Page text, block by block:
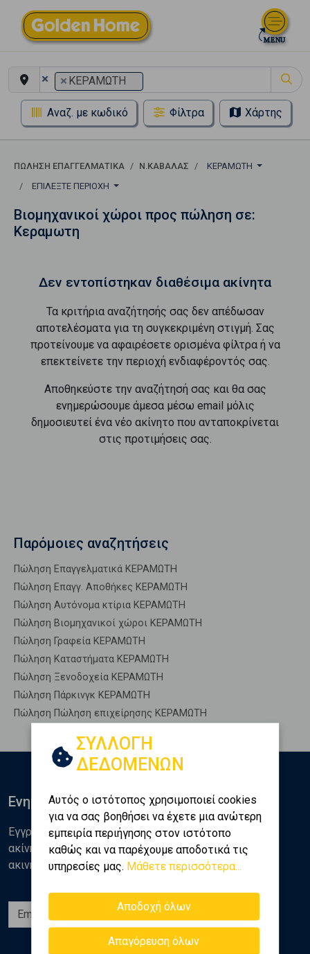
× × ΚΕΡΑΜΩΤΗ
Αναζ. με κωδικό Φίλτρα Χάρτης
ΠΏΛΗΣΗ ΕΠΑΓΓΕΛΜΑΤΙΚΆ Ν.ΚΑΒΑΛΑΣ
ΚΕΡΑΜΩΤΗ
ΕΠΙΛΈΞΤΕ ΠΕΡΙΟΧΉ
Βιομηχανικοί χώροι προς πώληση σε:
Κεραμωτη
Δεν εντοπίστηκαν διαθέσιμα ακίνητα
Τα κριτήρια αναζήτησής σας δεν απέδωσαν
αποτελέσματα για τη συγκεκριμένη στιγμή. Σας
προτείνουμε να αφαιρέσετε ορισμένα φίλτρα ή να
επεκτείνετε την περιοχή ενδιαφέροντός σας.
Αποθηκεύστε την αναζήτησή σας και θα σας
ενημερώσουμε άμεσα μέσω email μόλις
δημοσιευτεί ένα νέο ακίνητο που ανταποκρίνεται
στις προτιμήσεις σας.
Παρόμοιες αναζητήσεις
Πώληση Επαγγελματικά ΚΕΡΑΜΩΤΗ
Πώληση Επαγγ. Αποθήκες ΚΕΡΑΜΩΤΗ
Πώληση Αυτόνομα κτίρια ΚΕΡΑΜΩΤΗ
Πώληση Βιομηχανικοί χώροι ΚΕΡΑΜΩΤΗ
Πώληση Γραφεία ΚΕΡΑΜΩΤΗ
Πώληση Καταστήματα ΚΕΡΑΜΩΤΗ
Πώληση Ξενοδοχεία ΚΕΡΑΜΩΤΗ
Πώληση Πάρκινγκ ΚΕΡΑΜΩΤΗ
Πώληση Πώληση επιχείρησης ΚΕΡΑΜΩΤΗ
ΣΥΛΛΟΓΗ
ΔΕΔΟΜΕΝΩΝ
Αυτός ο ιστότοπος χρησιμοποιεί cookies
για να σας βοηθήσει να έχετε μια ανώτερη
εμπειρία περιήγησης στον ιστότοπο
καθώς και να παρέχουμε αποδοτικά τις
υπηρεσίες μας. Μάθετε περισσότερα...
Αποδοχή όλων
Απαγόρευση όλων
Ενημερωθείτε
Εγγραφείτε στο newsletter της Golden Home για νέα
ακίνητα, αναλύσεις και διάφορα θέματα της αγοράς
ακινήτων
Εγγραφή
Ακολουθήστε μας